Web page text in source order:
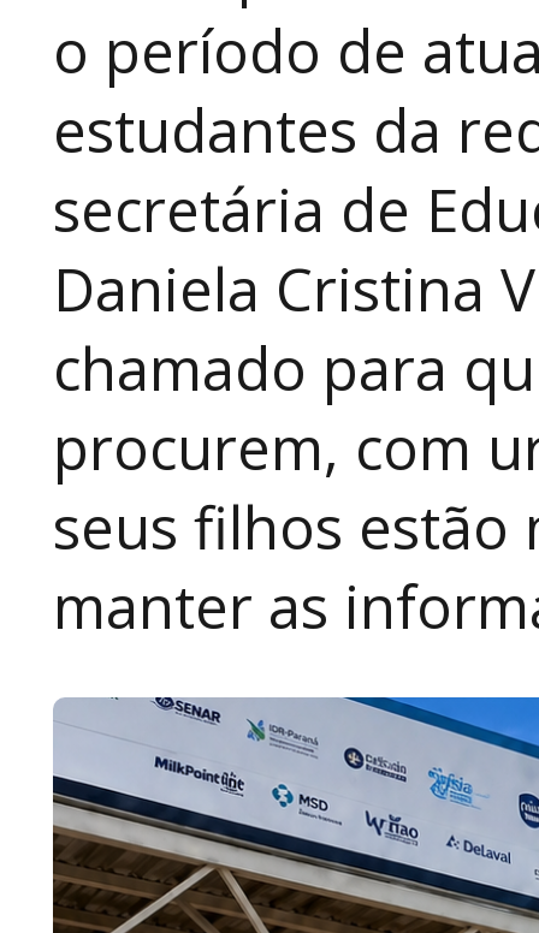
o período de
estudantes da
secretária de
Daniela Cristina
chamado para
procurem, com
seus filhos
manter as